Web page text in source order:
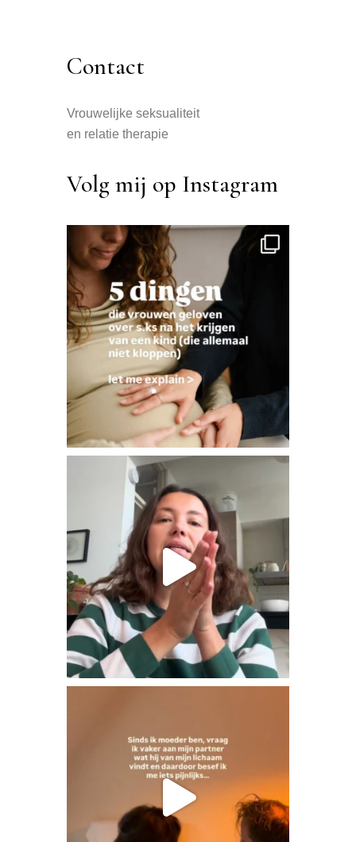
Contact
Vrouwelijke seksualiteit
en relatie therapie
Volg mij op Instagram